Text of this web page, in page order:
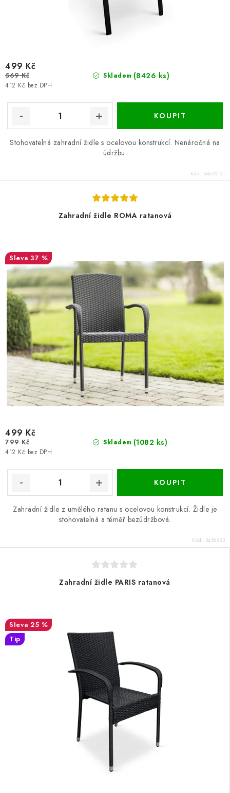
Skladem (8426 ks)
412 Kč bez DPH
499 Kč
569 Kč
Stohovatelná zahradní židle s ocelovou konstrukcí. Nenáročná na
údržbu.
Kód: 34570101
Zahradní židle ROMA ratanová
37 %
Skladem (1082 ks)
412 Kč bez DPH
499 Kč
799 Kč
Zahradní židle z umělého ratanu s ocelovou konstrukcí. Židle je
stohovatelná a téměř bezúdržbová.
Kód: 3456633
Zahradní židle PARIS ratanová
25 %
Tip